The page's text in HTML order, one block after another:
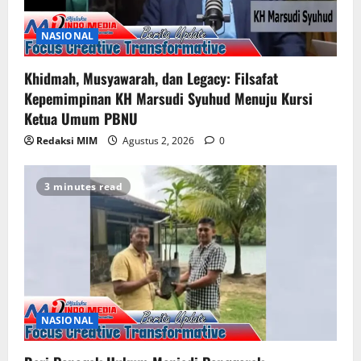
NASIONAL
Khidmah, Musyawarah, dan Legacy: Filsafat
Kepemimpinan KH Marsudi Syuhud Menuju Kursi
Ketua Umum PBNU
Redaksi MIM Agustus 2, 2026 0
3 minutes read
NASIONAL